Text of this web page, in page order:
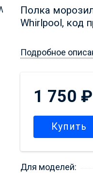
Полка
Whirlpool, код
Подробное
1 750₽
Купить
Для моделей: